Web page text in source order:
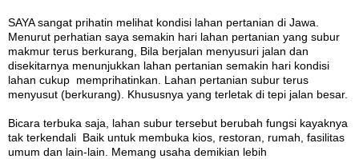
SAYA sangat prihatin melihat kondisi lahan pertanian di Jawa.
Menurut perhatian saya semakin hari lahan pertanian yang subur
makmur terus berkurang, Bila berjalan menyusuri jalan dan
disekitarnya menunjukkan lahan pertanian semakin hari kondisi
lahan cukup memprihatinkan. Lahan pertanian subur terus
menyusut (berkurang). Khususnya yang terletak di tepi jalan besar.
Bicara terbuka saja, lahan subur tersebut berubah fungsi kayaknya
tak terkendali Baik untuk membuka kios, restoran, rumah, fasilitas
umum dan lain-lain. Memang usaha demikian lebih